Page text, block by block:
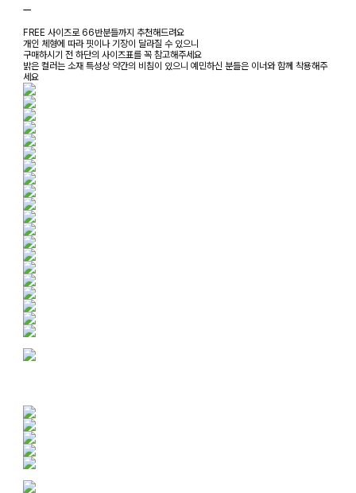
ㅡ
FREE 사이즈로 66반분들까지 추천해드려요
개인 체형에 따라 핏이나 기장이 달라질 수 있으니
구매하시기 전 하단의 사이즈표를 꼭 참고해주세요
밝은 컬러는 소재 특성상 약간의 비침이 있으니 예민하신 분들은 이너와 함께 착용해주
세요